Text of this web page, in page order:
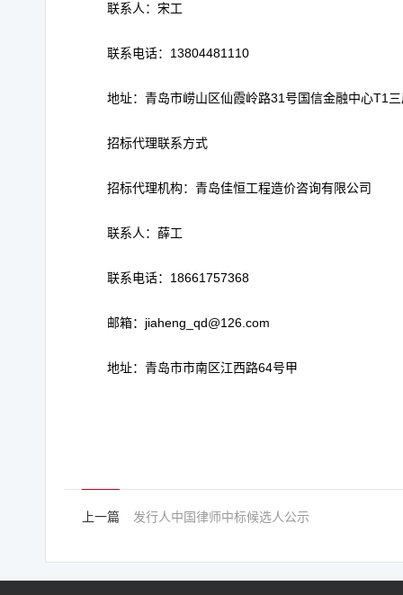
联系人：宋工
联系电话：13804481110
地址：青岛市崂山区仙霞岭路31号国信金融中心T1
招标代理联系方式
招标代理机构：青岛佳恒工程造价咨询有限公司
联系人：薛工
联系电话：18661757368
邮箱：jiaheng_qd@126.com
地址：青岛市市南区江西路64号甲
上一篇 发行人中国律师中标候选人公示